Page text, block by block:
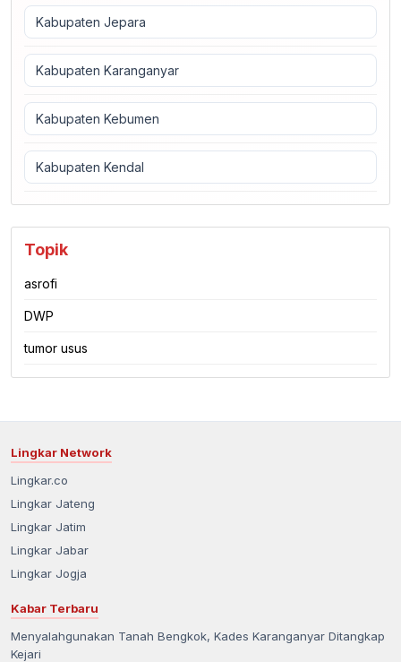
Kabupaten Jepara
Kabupaten Karanganyar
Kabupaten Kebumen
Kabupaten Kendal
Topik
asrofi
DWP
tumor usus
Lingkar Network
Lingkar.co
Lingkar Jateng
Lingkar Jatim
Lingkar Jabar
Lingkar Jogja
Kabar Terbaru
Menyalahgunakan Tanah Bengkok, Kades Karanganyar Ditangkap
Kejari